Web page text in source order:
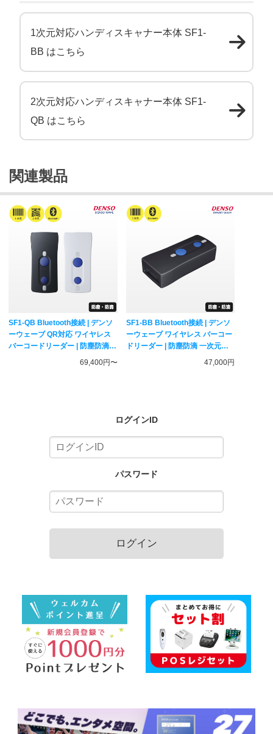
1次元対応ハンディスキャナー本体 SF1-
BB はこちら
2次元対応ハンディスキャナー本体 SF1-
QB はこちら
関連製品
SF1-QB Bluetooth接続 | デンソ
ーウェーブ QR対応 ワイヤレス
バーコードリーダー | 防塵防滴
一次元二次元コード対応 ハンデ
69,400円〜
SF1-BB Bluetooth接続 | デンソ
ーウェーブ ワイヤレス バーコー
ドリーダー | 防塵防滴 一次元コ
ード対応 無線式ハンディスキャ
47,000円
ログインID
パスワード
ログイン